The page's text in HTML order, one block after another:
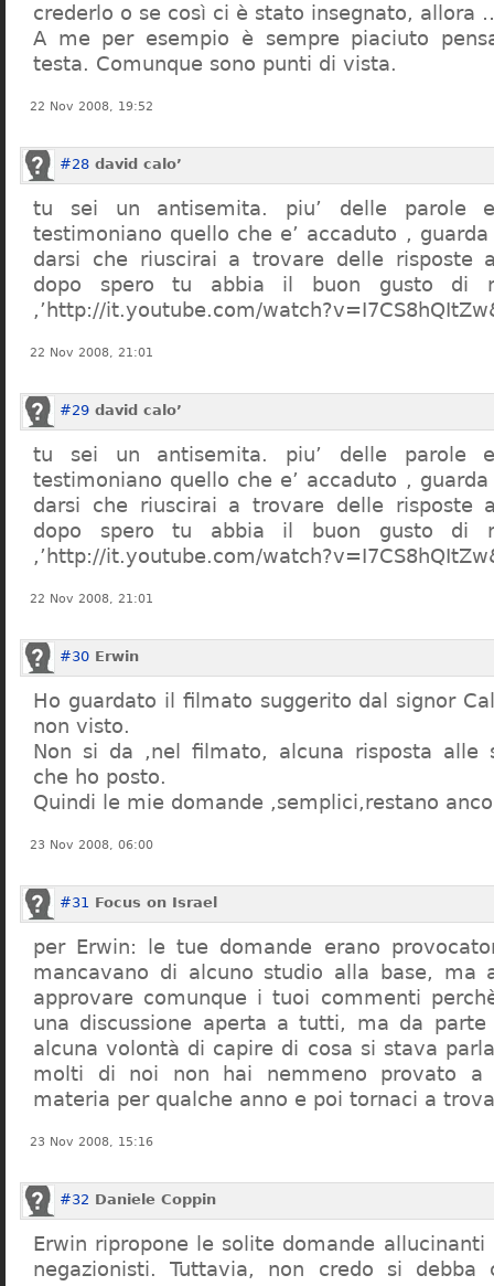
crederlo o se così ci è stato insegnato,
A me per esempio è sempre piaciuto
testa. Comunque sono punti di vista.
22 Nov 2008, 19:52
#28 david calo’
tu sei un antisemita. piu’ delle parole
testimoniano quello che e’ accaduto , guarda
darsi che riuscirai a trovare delle risposte
dopo spero tu abbia il buon gusto di
,’http://it.youtube.com/
22 Nov 2008, 21:01
#29 david calo’
tu sei un antisemita. piu’ delle parole
testimoniano quello che e’ accaduto , guarda
darsi che riuscirai a trovare delle risposte
dopo spero tu abbia il buon gusto di
,’http://it.youtube.com/
22 Nov 2008, 21:01
#30 Erwin
Ho guardato il filmato suggerito dal signor
non visto.
Non si da ,nel filmato, alcuna risposta alle
che ho posto.
Quindi le mie domande ,semplici,restano
23 Nov 2008, 06:00
#31 Focus on Israel
per Erwin: le tue domande erano
mancavano di alcuno studio alla base, ma
approvare comunque i tuoi commenti
una discussione aperta a tutti, ma da parte
alcuna volontà di capire di cosa si stava
molti di noi non hai nemmeno provato a
materia per qualche anno e poi tornaci a
23 Nov 2008, 15:16
#32 Daniele Coppin
Erwin ripropone le solite domande
negazionisti. Tuttavia, non credo si debba